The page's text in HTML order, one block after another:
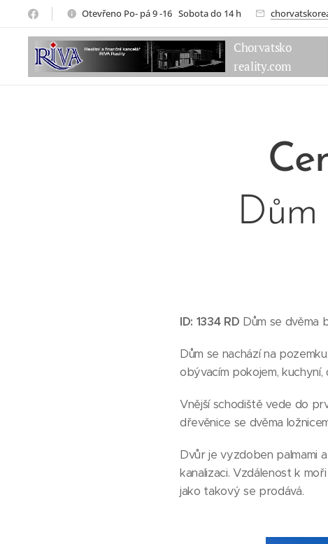
Otevřeno Po- pá 9 -16 Sobota do 14 h
Chorvatsko
reality.com
ID: 1334 RD Dům se dvěma
Dům se nachází na
obývacím pokojem,
Vnější schodiště vede do
dřevěnice se dvěma
Dvůr je vyzdoben palmami
kanalizaci. Vzdálenost k
jako takový se prodává.